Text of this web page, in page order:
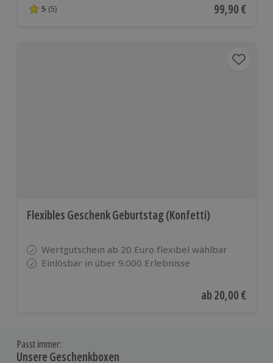
5 von 5 Sternen basierend auf 5 Bewertungen
5 (5) Aktueller
99,90 €
Flexibles Geschenk Geburtstag (Konfetti)
Wertgutschein ab 20 Euro flexibel wählbar
Einlösbar in über 9.000 Erlebnisse
Aktueller Preis
ab20,00 €
Passt immer:
Unsere Geschenkboxen